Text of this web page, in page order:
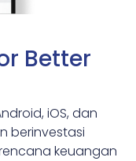
Better
iOS, dan
berinvestasi
keuangan